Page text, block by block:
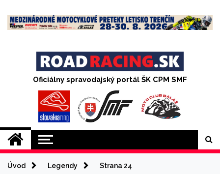
content
Oficiálny spravodajský portál ŠK CPM SMF
Úvod Legendy Strana 24